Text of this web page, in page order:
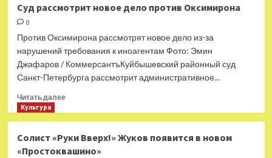
750
4 недели
снимались
в одной
сцене
в культовом
Суд рассмотрит новое дело против Оксимирона
0
Против Оксимирона рассмотрят новое дело из-за
нарушений требования к иноагентам Фото: Эмин
Джафаров / КоммерсантъКуйбышевский районный суд
Санкт-Петербурга рассмотрит административное...
Читать далееПрочитать
рассмотрит
новое
Культура
Солист «Руки Вверх!» Жуков появится в новом
«Простоквашино»